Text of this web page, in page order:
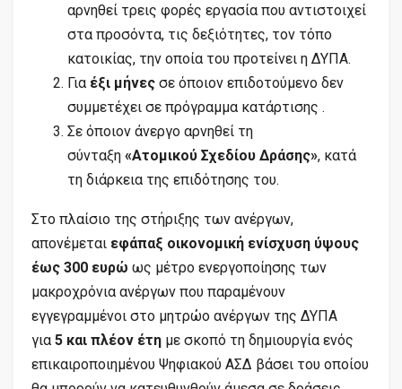
αρνηθεί τρεις φορές εργασία που αντιστοιχεί
στα προσόντα, τις δεξιότητες, τον τόπο
κατοικίας, την οποία του προτείνει η ΔΥΠΑ.
Για έξι μήνες σε όποιον επιδοτούμενο δεν
συμμετέχει σε πρόγραμμα κατάρτισης .
Σε όποιον άνεργο αρνηθεί τη
σύνταξη «Ατομικού Σχεδίου Δράσης», κατά
τη διάρκεια της επιδότησης του.
Στο πλαίσιο της στήριξης των ανέργων,
απονέμεται εφάπαξ οικονομική ενίσχυση ύψους
έως 300 ευρώ ως μέτρο ενεργοποίησης των
μακροχρόνια ανέργων που παραμένουν
εγγεγραμμένοι στο μητρώο ανέργων της ΔΥΠΑ
για 5 και πλέον έτη με σκοπό τη δημιουργία ενός
επικαιροποιημένου Ψηφιακού ΑΣΔ βάσει του οποίου